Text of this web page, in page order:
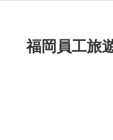
福岡員工旅